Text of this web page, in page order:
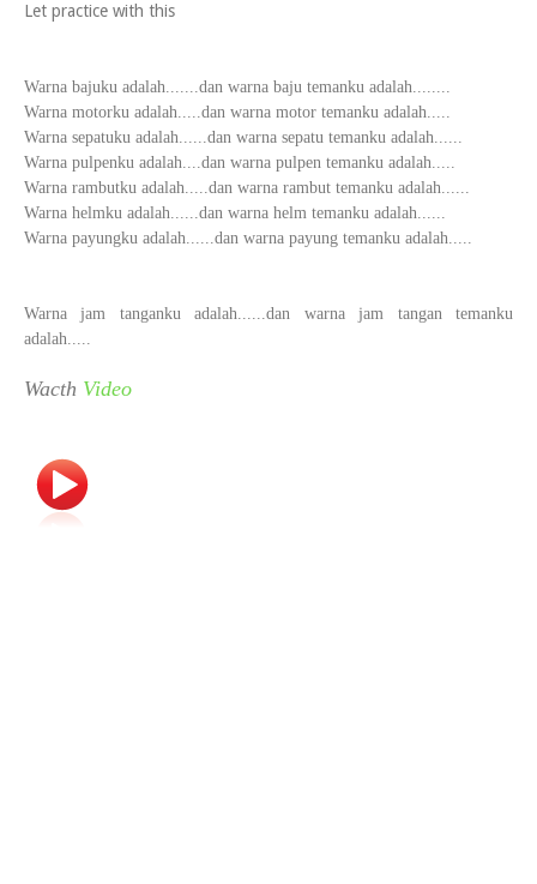
Let practice with this
Warna bajuku adalah.......dan warna baju temanku adalah........
Warna motorku adalah.....dan warna motor temanku adalah.....
Warna sepatuku adalah......dan warna sepatu temanku adalah......
Warna pulpenku adalah....dan warna pulpen temanku adalah.....
Warna rambutku adalah.....dan warna rambut temanku adalah......
Warna helmku adalah......dan warna helm temanku adalah......
Warna payungku adalah......dan warna payung temanku adalah.....
Warna jam tanganku adalah......dan warna jam tangan temanku
adalah.....
Wacth Video